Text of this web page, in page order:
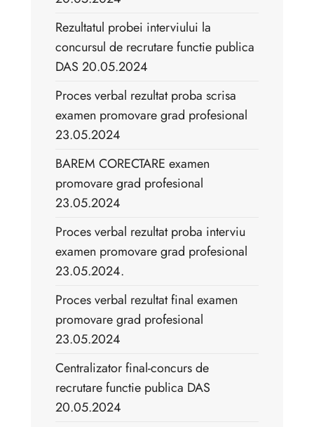
Rezultatul probei interviului la
concursul de recrutare functie publica
DAS 20.05.2024
Proces verbal rezultat proba scrisa
examen promovare grad profesional
23.05.2024
BAREM CORECTARE examen
promovare grad profesional
23.05.2024
Proces verbal rezultat proba interviu
examen promovare grad profesional
23.05.2024.
Proces verbal rezultat final examen
promovare grad profesional
23.05.2024
Centralizator final-concurs de
recrutare functie publica DAS
20.05.2024